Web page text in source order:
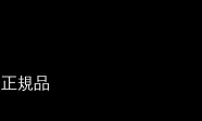
正規品